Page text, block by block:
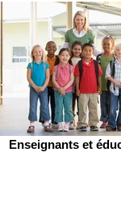
Enseignants et